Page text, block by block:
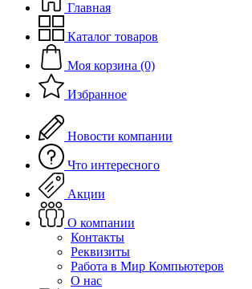
Главная
Каталог товаров
Моя корзина (0)
Избранное
Новости компании
Что интересного
Акции
О компании
Контакты
Реквизиты
Работа в Мир Компьютеров
О нас